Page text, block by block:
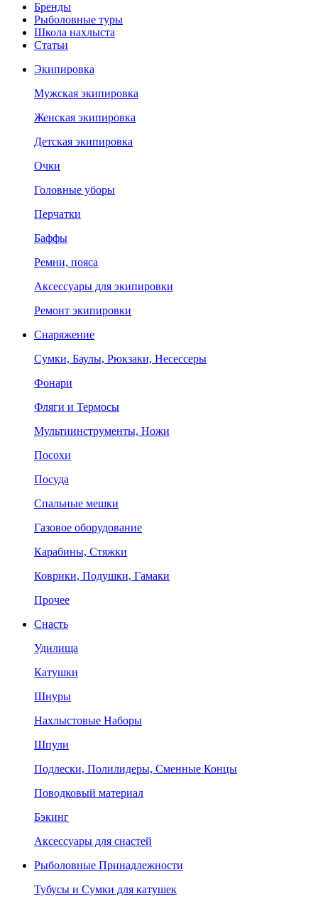
Бренды
Рыболовные туры
Школа нахлыста
Статьи
Экипировка
Мужская экипировка
Женская экипировка
Детская экипировка
Очки
Головные уборы
Перчатки
Баффы
Ремни, пояса
Аксессуары для экипировки
Ремонт экипировки
Снаряжение
Сумки, Баулы, Рюкзаки, Несессеры
Фонари
Фляги и Термосы
Мультиинструменты, Ножи
Посохи
Посуда
Спальные мешки
Газовое оборудование
Карабины, Стяжки
Коврики, Подушки, Гамаки
Прочее
Снасть
Удилища
Катушки
Шнуры
Нахлыстовые Наборы
Шпули
Подлески, Полилидеры, Сменные Концы
Поводковый материал
Бэкинг
Аксессуары для снастей
Рыболовные Принадлежности
Тубусы и Сумки для катушек